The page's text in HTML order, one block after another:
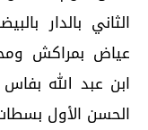
الثاني بالدار
عياض بمراكش
الحسن الأول بسطات